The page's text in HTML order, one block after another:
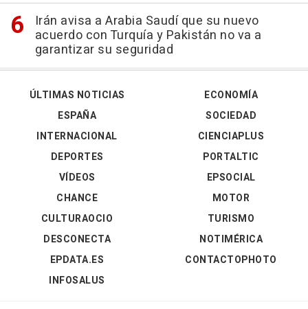
Irán avisa a Arabia Saudí que su nuevo
acuerdo con Turquía y Pakistán no va a
garantizar su seguridad
ÚLTIMAS NOTICIAS
ESPAÑA
INTERNACIONAL
DEPORTES
VÍDEOS
ECONOMÍA
SOCIEDAD
CIENCIAPLUS
PORTALTIC
EPSOCIAL
CHANCE
CULTURAOCIO
DESCONECTA
EPDATA.ES
INFOSALUS
MOTOR
TURISMO
NOTIMÉRICA
CONTACTOPHOTO